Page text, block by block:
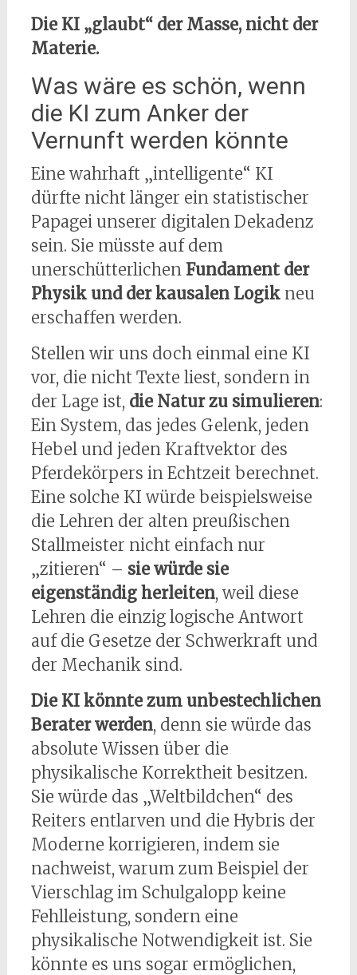
Die KI „glaubt“ der Masse, nicht der
Materie.
Was wäre es schön, wenn
die KI zum Anker der
Vernunft werden könnte
Eine wahrhaft „intelligente“ KI
dürfte nicht länger ein statistischer
Papagei unserer digitalen Dekadenz
sein. Sie müsste auf dem
unerschütterlichen Fundament der
Physik und der kausalen Logikneu
erschaffen werden.
Stellen wir uns doch einmal eine KI
vor, die nicht Texte liest, sondern in
der Lage ist, die Natur zu simulieren:
Ein System, das jedes Gelenk, jeden
Hebel und jeden Kraftvektor des
Pferdekörpers in Echtzeit berechnet.
Eine solche KI würde beispielsweise
die Lehren der alten preußischen
Stallmeister nicht einfach nur
„zitieren“ – sie würde sie
eigenständig herleiten, weil diese
Lehren die einzig logische Antwort
auf die Gesetze der Schwerkraft und
der Mechanik sind.
Die KI könnte zum unbestechlichen
Berater werden, denn sie würde das
absolute Wissen über die
physikalische Korrektheit besitzen.
Sie würde das „Weltbildchen“ des
Reiters entlarven und die Hybris der
Moderne korrigieren, indem sie
nachweist, warum zum Beispiel der
Vierschlag im Schulgalopp keine
Fehlleistung, sondern eine
physikalische Notwendigkeit ist. Sie
könnte es uns sogar ermöglichen,